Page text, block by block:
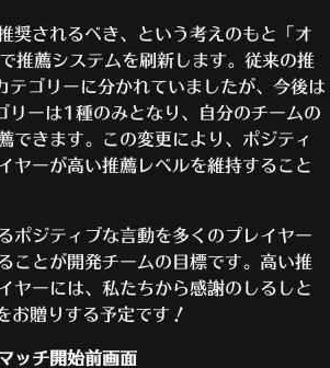
奨されるべき、という考えのもと「オ
推薦システムを刷新します。従来の推
テゴリーに分かれていましたが、今後は
リーは1種のみとなり、自分のチームの
できます。この変更により、ポジティ
ヤーが高い推薦レベルを維持すること
ポジティブな言動を多くのプレイヤー
ことが開発チームの目標です。高い推
ヤーには、私たちから感謝のしるしと
お贈りする予定です！
ッチ開始前画面